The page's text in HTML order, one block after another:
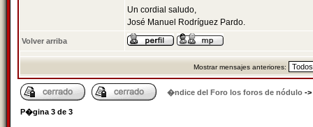
Un cordial saludo,
José Manuel Rodríguez Pardo.
Volver arriba
Mostrar mensajes anteriores:
�ndice del Foro los foros de nódulo ->
P�gina 3 de 3